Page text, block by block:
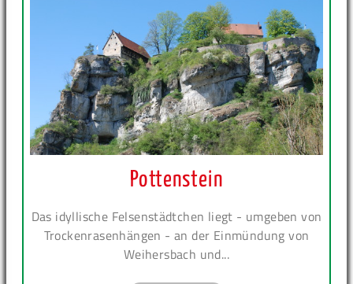
Pottenstein
Das idyllische Felsenstädtchen liegt - umgeben von
Trockenrasenhängen - an der Einmündung von
Weihersbach und...